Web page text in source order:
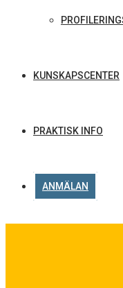
KUNSKAPSCENTER
PRAKTISK INFO
ANMÄLAN